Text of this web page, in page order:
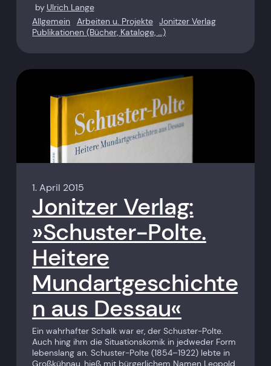
by Ulrich Lange
Allgemein
Arbeiten u. Projekte Jonitzer Verlag
Publikationen (Bücher, Kataloge, …)
1. April 2015
Jonitzer Verlag:
»Schuster-Polte.
Heitere
Mundartgeschichte
n aus Dessau«
Ein wahrhafter Schalk war er, der Schuster-Polte.
Auch hing ihm die Situationskomik in jedweder Form
lebenslang an. ­Schuster-Polte (1854–1922) lebte in
Großkühnau, hieß mit bürgerlichem ­Namen Leopold